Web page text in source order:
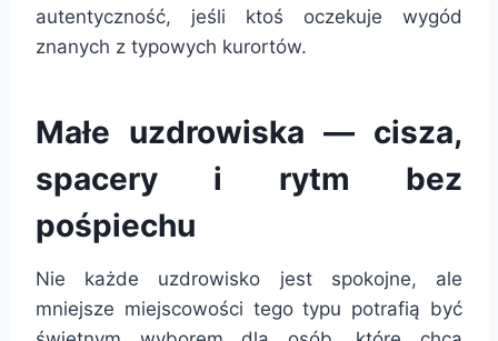
autentyczność, jeśli ktoś oczekuje wygód
znanych z typowych kurortów.
Małe uzdrowiska — cisza,
spacery i rytm bez
pośpiechu
Nie każde uzdrowisko jest spokojne, ale
mniejsze miejscowości tego typu potrafią być